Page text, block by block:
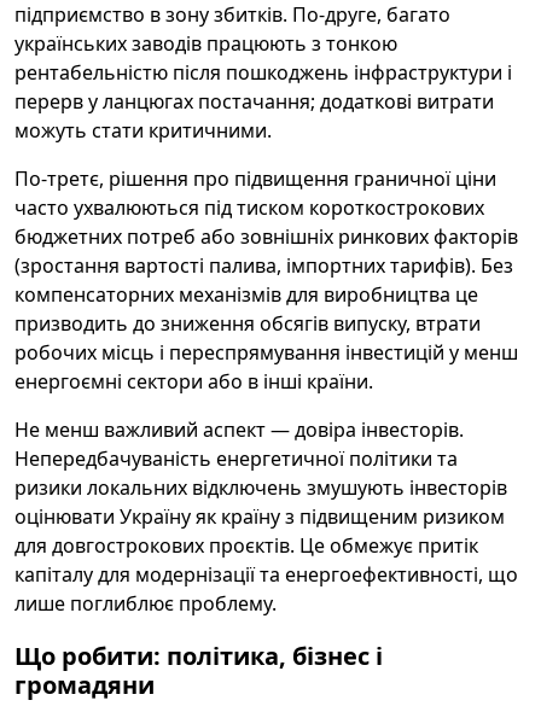
підприємство в зону збитків. По-друге, багато
українських заводів працюють з тонкою
рентабельністю після пошкоджень інфраструктури і
перерв у ланцюгах постачання; додаткові витрати
можуть стати критичними.
По-третє, рішення про підвищення граничної ціни
часто ухвалюються під тиском короткострокових
бюджетних потреб або зовнішніх ринкових факторів
(зростання вартості палива, імпортних тарифів). Без
компенсаторних механізмів для виробництва це
призводить до зниження обсягів випуску, втрати
робочих місць і переспрямування інвестицій у менш
енергоємні сектори або в інші країни.
Не менш важливий аспект — довіра інвесторів.
Непередбачуваність енергетичної політики та
ризики локальних відключень змушують інвесторів
оцінювати Україну як країну з підвищеним ризиком
для довгострокових проєктів. Це обмежує притік
капіталу для модернізації та енергоефективності, що
лише поглиблює проблему.
Що робити: політика, бізнес і
громадяни